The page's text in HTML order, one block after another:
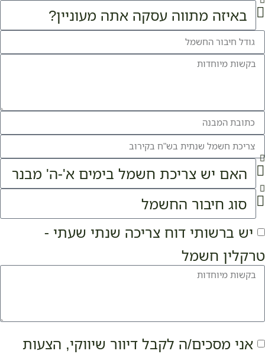
יש ברשותי דוח צריכה שנתי שעתי -
טרקלין חשמל
אני מסכים/ה לקבל דיוור שיווקי, הצעות